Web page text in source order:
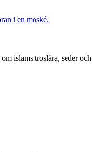
islams troslära, seder och